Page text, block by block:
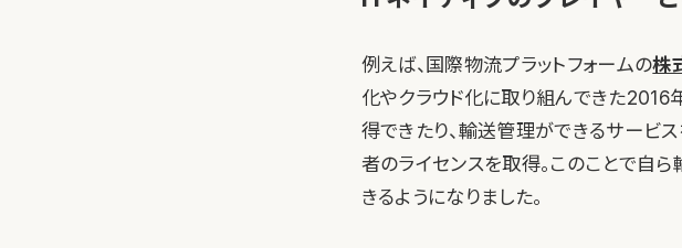
例えば、国際物流プラットフォームの株
化やクラウド化に取り組んできた2016
得できたり、輸送管理ができるサービ
者のライセンスを取得。このことで自
きるようになりました。